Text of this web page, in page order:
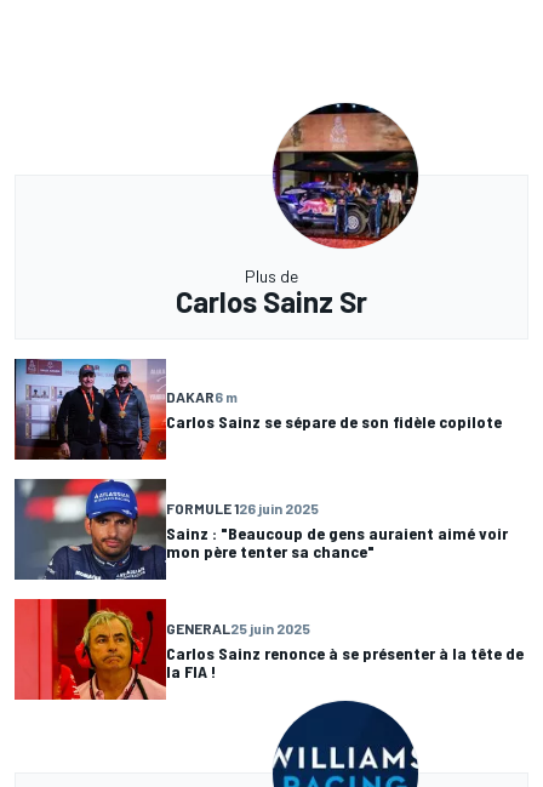
Plus de
Carlos Sainz Sr
DAKAR6 m
Carlos Sainz se sépare de son fidèle copilote
FORMULE 126 juin 2025
Sainz : "Beaucoup de gens auraient aimé voir
mon père tenter sa chance"
GENERAL25 juin 2025
Carlos Sainz renonce à se présenter à la tête de
la FIA !